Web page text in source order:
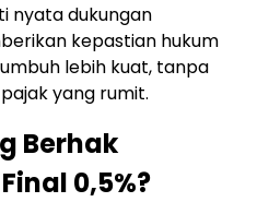
nyata dukungan
kepastian hukum
lebih kuat, tanpa
yang rumit.
Berhak
0,5%?